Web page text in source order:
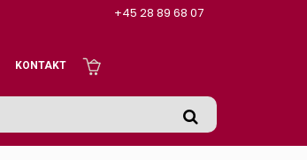
+45 28 89 68 07
KONTAKT